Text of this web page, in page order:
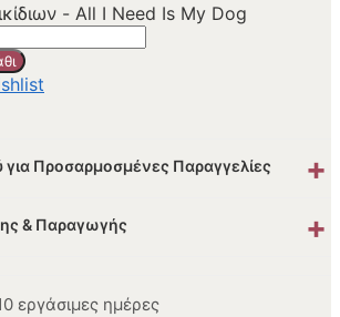
- All I Need Is My Dog
για Προσαρμοσμένες Παραγγελίες +
& Παραγωγής +
εργάσιμες ημέρες